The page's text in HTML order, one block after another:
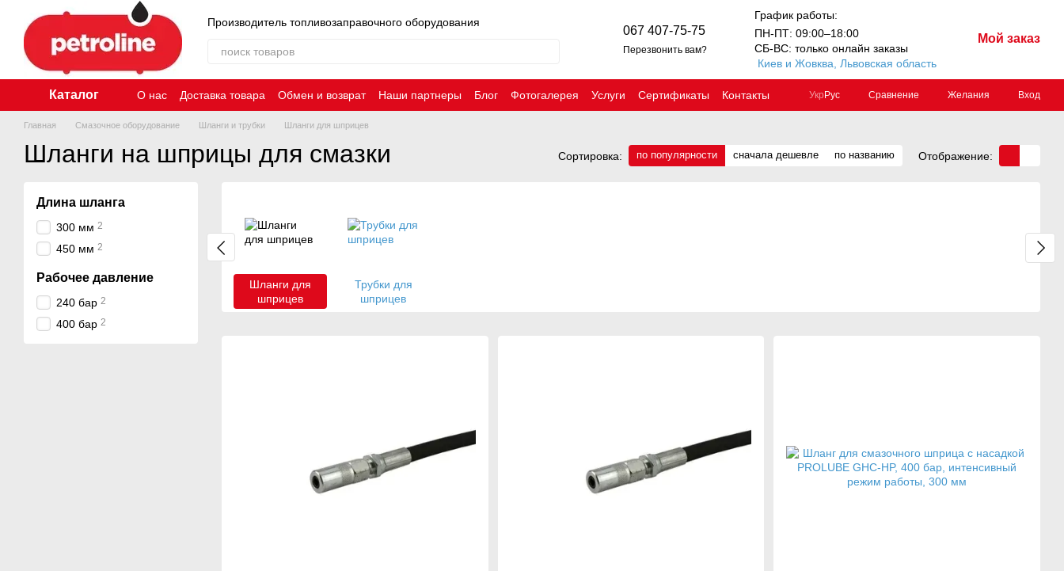
Перейти к основному контенту
Производитель топливозаправочного оборудования
067 407-75-75
Перезвонить вам?
График работы:
ПН-ПТ: 09:00–18:00
СБ-ВС: только онлайн заказы
Киев и Жовква, Львовская область
Мой заказ
Каталог О нас Доставка товара Обмен и возврат Наши партнеры Блог Фотогалерея Услуги Сертификаты Контакты Укр Рус Сравнение Желания Вход
Главная Смазочное оборудование Шланги и трубки Шланги для шприцев
Шланги на шприцы для смазки Сортировка: по популярности сначала дешевле по названию Отображение:
Шланги для
шприцев
Трубки для
шприцев
Длина шланга
300 мм 2
450 мм 2
Рабочее давление
240 бар 2
400 бар 2